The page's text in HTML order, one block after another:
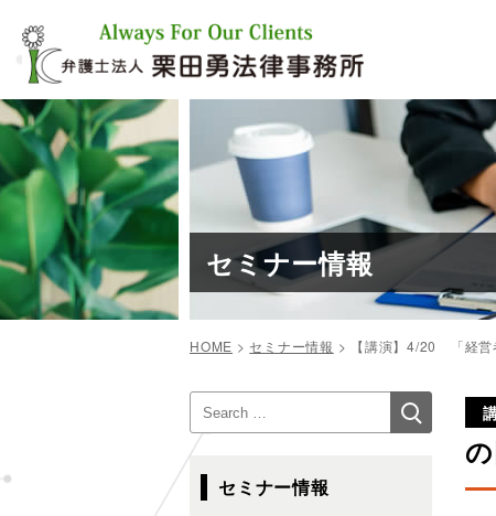
ツ
へ
ス
キ
プ
セミナー情報
HOME > セミナー情報 > 【講演】4/20 「経営
稿
ナ
ビ
検
索:
検
索
セミナー情報